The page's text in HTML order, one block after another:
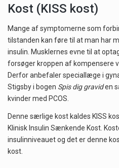
Kost (KISS kost)
Mange af symptomerne som
tilstanden kan føre til at man har
insulin. Musklernes evne til at
forsøger kroppen af kompensere
Derfor anbefaler speciallæge i
Stigsby i bogen Spis dig graviden
kvinder med PCOS.
Denne særlige kost kaldes KISS
Klinisk Insulin Sænkende Kost.
insulinniveauet og det er denne
kost.